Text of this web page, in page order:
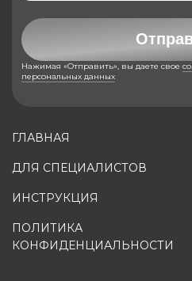
ГЛАВНАЯ
ДЛЯ СПЕЦИАЛИСТОВ
ИНСТРУКЦИЯ
ПОЛИТИКА
КОНФИДЕНЦИАЛЬНОСТИ
Нажимая «Отправить», вы даете свое
персональных данных